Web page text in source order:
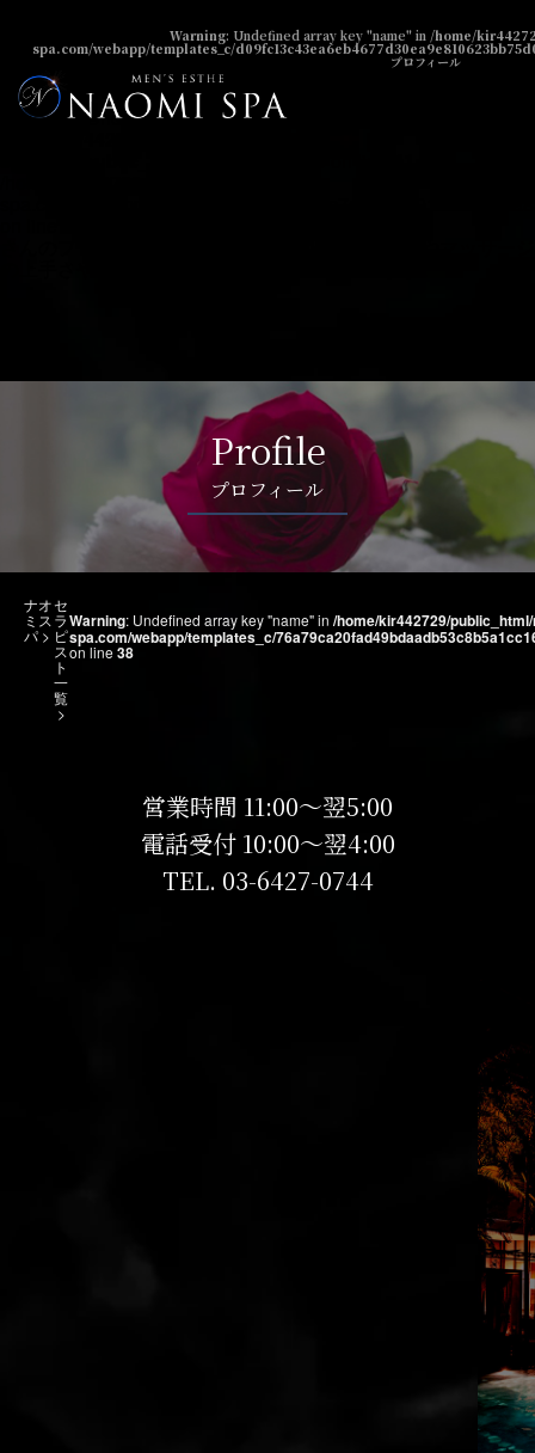
: Undefined array key "name" in
/home/kir442729/public_html/naomi-
spa.com/public_html/prof/index.php on line38
Warning : Undefined array key "id" in
Warning: Undefined array key "name" in /home/
spa.com/webapp/templates_c/
プロフィール
Profile
プロフィール
ナオ
ミス
パ >
セ
ラ
ピ
ス
ト
一
覧
>
Warning: Undefined array key "name" in /home/kir442729/
spa.com/webapp/templates_c/
on line38
営業時間 11:00～翌5:00
電話受付 10:00～翌4:00
TEL. 03-6427-0744